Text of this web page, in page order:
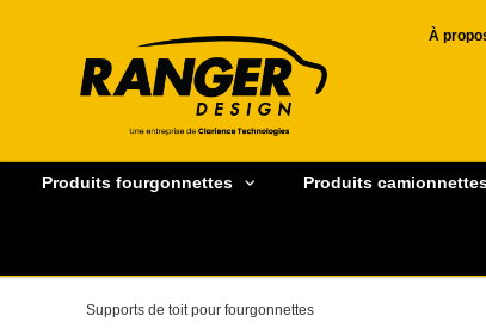
À
Produits fourgonnettes Produits
Supports de toit pour fourgonnettes